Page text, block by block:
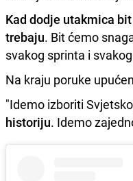
Kad dodje utakmica
trebaju. Bit ćemo
svakog sprinta i
Na kraju poruke
"Idemo izboriti
historiju. Idemo